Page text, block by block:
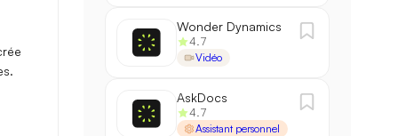
Wonder Dynamics
4.7
Vidéo
AskDocs
4.7
Assistant personnel